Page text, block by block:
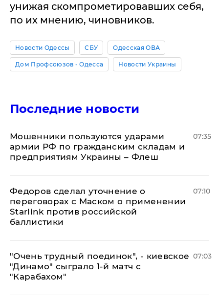
унижая скомпрометировавших себя,
по их мнению, чиновников.
Новости Одессы СБУ Одесская ОВА
Дом Профсоюзов - Одесса Новости Украины
Последние новости
Мошенники пользуются ударами
армии РФ по гражданским складам и
предприятиям Украины – Флеш
07:35
Федоров сделал уточнение о
переговорах с Маском о применении
Starlink против российской
баллистики
07:10
"Очень трудный поединок", - киевское
"Динамо" сыграло 1-й матч с
"Карабахом"
07:03